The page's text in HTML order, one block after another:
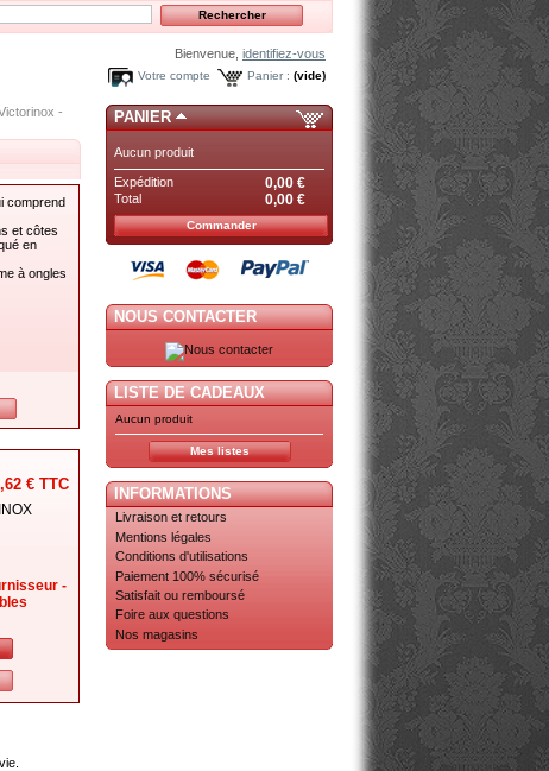
Bienvenue, identifiez-vous
Panier : (vide)
Votre compte
-
comprend
et côtes
en
à ongles
€TTC
-
PANIER
Aucun produit
Expédition 0,00 €
Total 0,00 €
Commander
NOUS CONTACTER
LISTE DE CADEAUX
Aucun produit
Mes listes
INFORMATIONS
Livraison et retours
Mentions légales
Conditions d'utilisations
Paiement 100% sécurisé
Satisfait ou remboursé
Foire aux questions
Nos magasins